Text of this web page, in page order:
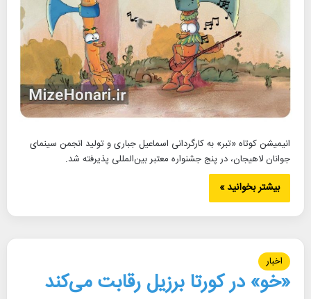
انیمیشن کوتاه «تبر» به کارگردانی اسماعیل جباری و تولید انجمن سینمای
جوانان لاهیجان، در پنج جشنواره معتبر بین‌المللی پذیرفته شد.
بیشتر بخوانید »
اخبار
«خو» در کورتا برزیل رقابت می‌کند